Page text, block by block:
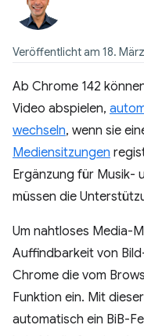
Veröffentlicht am 18.
Ab Chrome 142
Video abspielen,
wechseln, wenn sie
Mediensitzungen
Ergänzung für Musik-
müssen die
Um nahtloses Media-
Auffindbarkeit von
Chrome die vom
Funktion ein. Mit
automatisch ein BiB-